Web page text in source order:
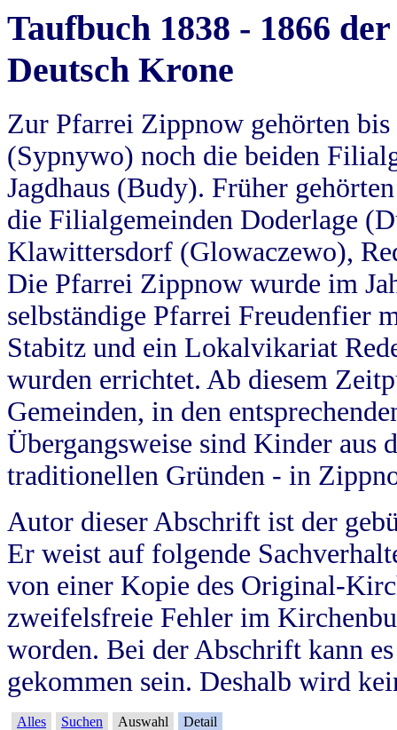
Taufbuch 1838 - 1866
Deutsch Krone
Zur Pfarrei Zippnow gehörten
(Sypnywo) noch die beiden
Jagdhaus (Budy). Früher
die Filialgemeinden Doderlage
Klawittersdorf (Glowaczewo),
Die Pfarrei Zippnow wurde im
selbständige Pfarrei Freudenfier
Stabitz und ein Lokalvikariat
wurden errichtet. Ab diesem
Gemeinden, in den
Übergangsweise sind Kinder aus
traditionellen Gründen - in
Autor dieser Abschrift ist der
Er weist auf folgende
von einer Kopie des Original-
zweifelsfreie Fehler im
worden. Bei der Abschrift kann
gekommen sein. Deshalb wird
Alles Suchen Auswahl Detail